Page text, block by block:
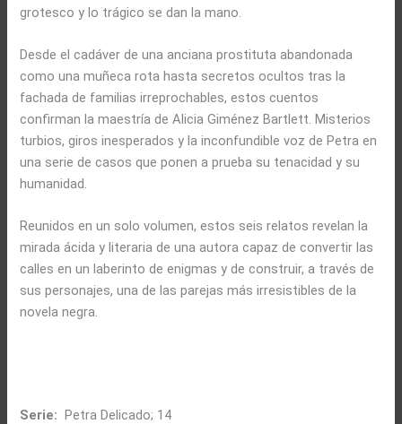
grotesco y lo trágico se dan la mano.
Desde el cadáver de una anciana prostituta abandonada
como una muñeca rota hasta secretos ocultos tras la
fachada de familias irreprochables, estos cuentos
confirman la maestría de Alicia Giménez Bartlett. Misterios
turbios, giros inesperados y la inconfundible voz de Petra en
una serie de casos que ponen a prueba su tenacidad y su
humanidad.
Reunidos en un solo volumen, estos seis relatos revelan la
mirada ácida y literaria de una autora capaz de convertir las
calles en un laberinto de enigmas y de construir, a través de
sus personajes, una de las parejas más irresistibles de la
novela negra.
Serie: Petra Delicado; 14